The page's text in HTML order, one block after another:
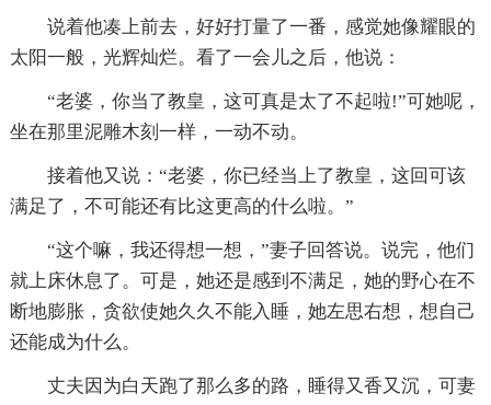
说着他凑上前去，好好打量了一番，感觉她像耀眼的
太阳一般，光辉灿烂。看了一会儿之后，他说：
“老婆，你当了教皇，这可真是太了不起啦!”可她呢，
坐在那里泥雕木刻一样，一动不动。
接着他又说：“老婆，你已经当上了教皇，这回可该
满足了，不可能还有比这更高的什么啦。”
“这个嘛，我还得想一想，”妻子回答说。说完，他们
就上床休息了。可是，她还是感到不满足，她的野心在不
断地膨胀，贪欲使她久久不能入睡，她左思右想，想自己
还能成为什么。
丈夫因为白天跑了那么多的路，睡得又香又沉，可妻